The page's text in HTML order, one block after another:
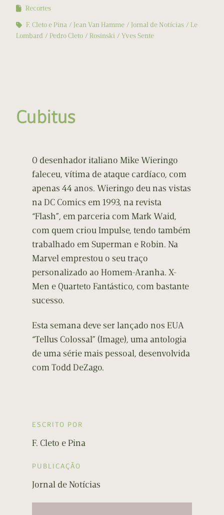
Recortes
F. Cleto e Pina
Jean Van Hamme Jornal de Notícias
Le
Lombard
Pedro Cleto Rosinski Yves Sente
Cubitus
O desenhador italiano Mike Wieringo
faleceu, vítima de ataque cardíaco, com
apenas 44 anos. Wieringo deu nas vistas
na DC Comics em 1993, na revista
“Flash”, em parceria com Mark Waid,
com quem criou Impulse, tendo também
trabalhado em Superman e Robin. Na
Marvel emprestou o seu traço
personalizado ao Homem-Aranha. X-
Men e Quarteto Fantástico, com bastante
sucesso.
Esta semana deve ser lançado nos EUA
“Tellus Colossal” (Image), uma antologia
de uma série mais pessoal, desenvolvida
com Todd DeZago.
ESCRITO POR
F. Cleto e Pina
PUBLICAÇÃO
Jornal de Notícias